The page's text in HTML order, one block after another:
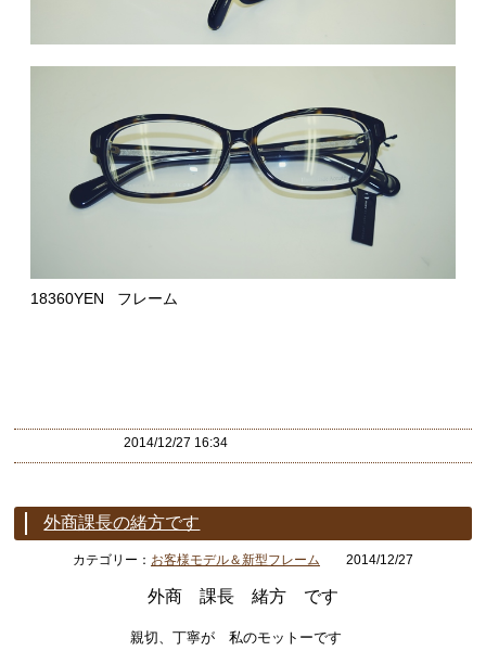
18360YEN フレーム
2014/12/27 16:34
外商課長の緒方です
カテゴリー： お客様モデル＆新型フレーム 2014/12/27
外商 課長 緒方 です
親切、丁寧が 私のモットーです